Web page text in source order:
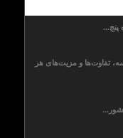
تفاوت‌ها و مزیت‌های هر